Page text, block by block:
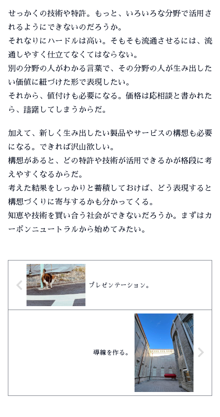
せっかくの技術や特許。もっと、いろいろな分野で活用さ
れるようにできないのだろうか。
それなりにハードルは高い。そもそも流通させるには、流
通しやすく仕立てなくてはならない。
別の分野の人がわかる言葉で、その分野の人が生み出した
い価値に紐づけた形で表現したい。
それから、値付けも必要になる。価格は応相談と書かれた
ら、躊躇してしまうからだ。
加えて、新しく生み出したい製品やサービスの構想も必要
になる。できれば沢山欲しい。
構想があると、どの特許や技術が活用できるかが格段に考
えやすくなるからだ。
考えた結果をしっかりと蓄積しておけば、どう表現すると
構想づくりに寄与するかも分かってくる。
知恵や技術を買い合う社会ができないだろうか。まずはカ
ーボンニュートラルから始めてみたい。
プレゼンテーション。
導線を作る。